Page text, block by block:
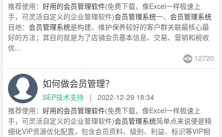
推荐使用： 好用的会员管理软件(免费下载，像Excel一样极速上
手，可灵活自定义的企业管理软件)会员管理系统一、 会员管理系统
目地： 会员管理系统是构建、维护保养较好的客户群关联最核心最
好的方法；其目的就是为了店铺会员基本信息、交易、营销和税收
优...
12720
如何做会员管理？
SEP技术支持 |
2022-12-29 18:34
推荐使用： 好用的会员管理软件(免费下载，像Excel一样极速上
手，可灵活自定义的企业管理软件)会员管理系统简单点来说便是精
细化VIP资源优化配置，包含会员资料、级别、利益、标识等VIP相